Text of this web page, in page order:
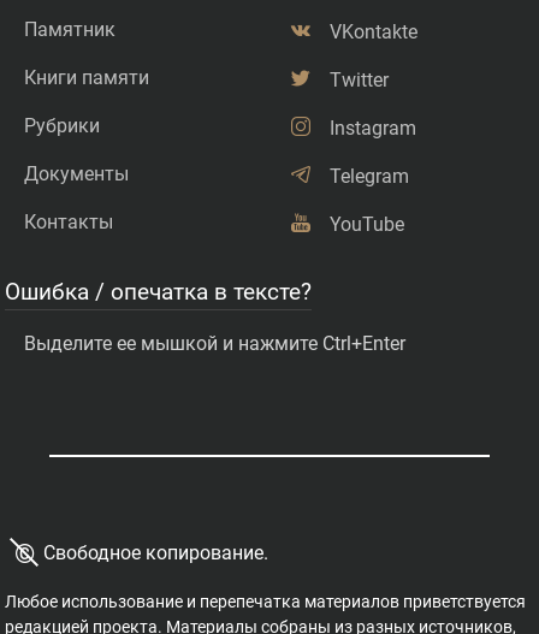
Памятник
Книги памяти
Рубрики
Документы
Контакты
VKontakte
Twitter
Instagram
Telegram
YouTube
Ошибка / опечатка в тексте?
Выделите ее мышкой и нажмите Ctrl+Enter
© Свободное копирование.
Любое использование и перепечатка материалов приветствуется
редакцией проекта. Материалы собраны из разных источников,